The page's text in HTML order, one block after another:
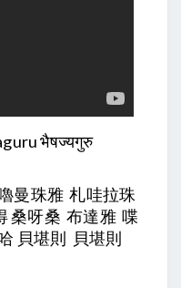
भैषज्यगुरु
曼珠雅 札哇拉珠
桑呀桑 布達雅 喋
貝堪則 貝堪則